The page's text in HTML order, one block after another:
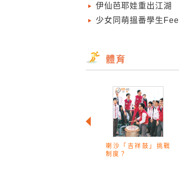
伊仙芭耶娃重出江湖
少女同萌搵番學生Feel
喇沙「吉祥鼓」挑戰
制度？